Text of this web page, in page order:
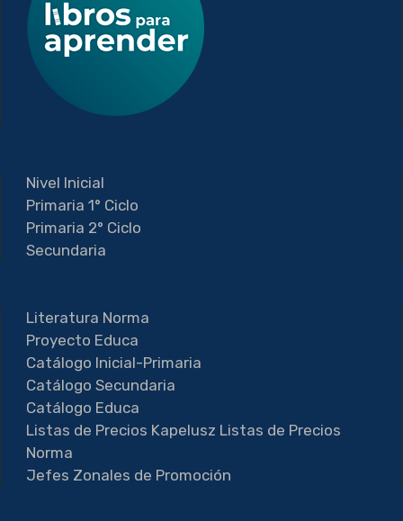
Nivel Inicial
Primaria 1° Ciclo
Primaria 2° Ciclo
Secundaria
Literatura Norma
Proyecto Educa
Catálogo Inicial-Primaria
Catálogo Secundaria
Catálogo Educa
Listas de Precios Kapelusz Listas de Precios
Norma
Jefes Zonales de Promoción